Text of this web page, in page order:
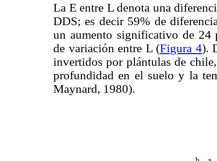
La E entre L denota una
DDS; es decir 59% de
un aumento significativo de 24
de variación entre L (Figura 4).
invertidos por plántulas de
profundidad en el suelo y la
Maynard, 1980).